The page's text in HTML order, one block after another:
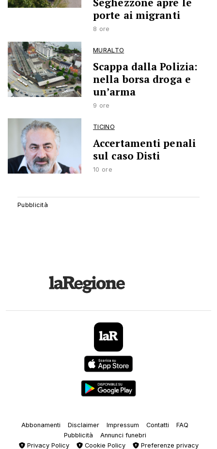
porte ai migranti
8 ore
MURALTO
Scappa dalla Polizia:
nella borsa droga e
un’arma
9 ore
TICINO
Accertamenti penali
sul caso Disti
10 ore
Abbonamenti Disclaimer Impressum Contatti
FAQ
Pubblicità
Annunci funebri
Privacy Policy
Cookie Policy Preferenze privacy